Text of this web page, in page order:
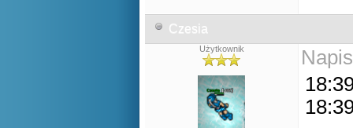
Czesia
Użytkownik